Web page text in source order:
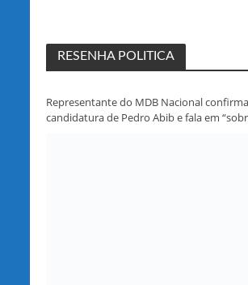
RESENHA POLITICA
Representante do MDB Nacional
candidatura de Pedro Abib e fala em